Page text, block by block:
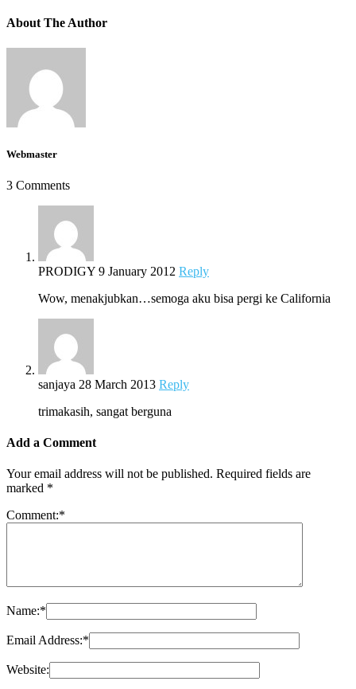
About The Author
Webmaster
3 Comments
PRODIGY 9 January 2012 Reply
Wow, menakjubkan…semoga aku bisa pergi ke California
sanjaya 28 March 2013 Reply
trimakasih, sangat berguna
Add a Comment
Your email address will not be published. Required fields are
marked *
Comment:*
Name:*
Email Address:*
Website: